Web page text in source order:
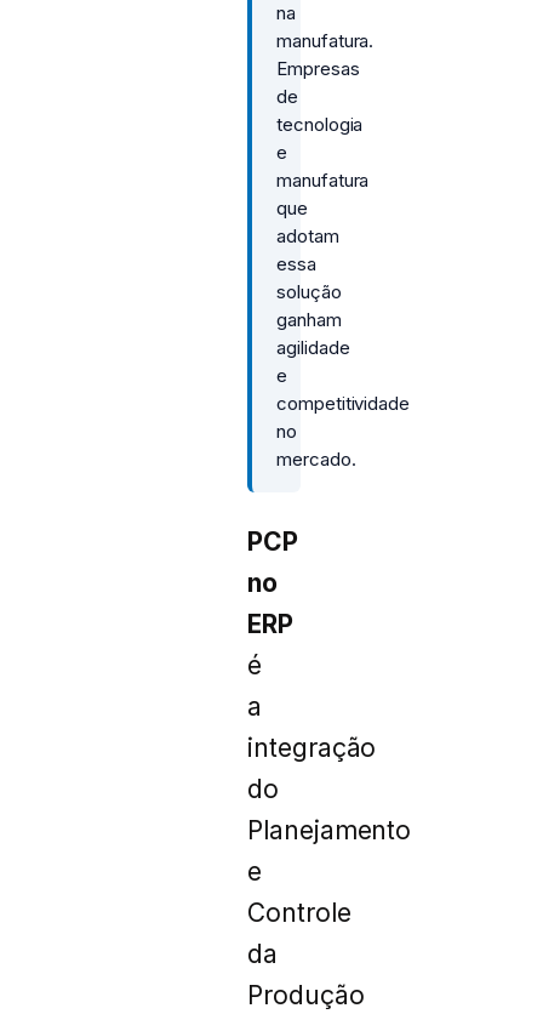
na
manufatura.
Empresas
de
tecnologia
e
manufatura
que
adotam
essa
solução
ganham
agilidade
e
competitividade
no
mercado.
PCP
no
ERP
é
a
integração
do
Planejamento
e
Controle
da
Produção